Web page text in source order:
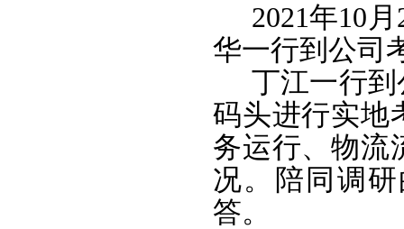
2021年10 月
华一行到公司
丁江一行
码头进行实地
务运行、物流
况。陪同调
答。